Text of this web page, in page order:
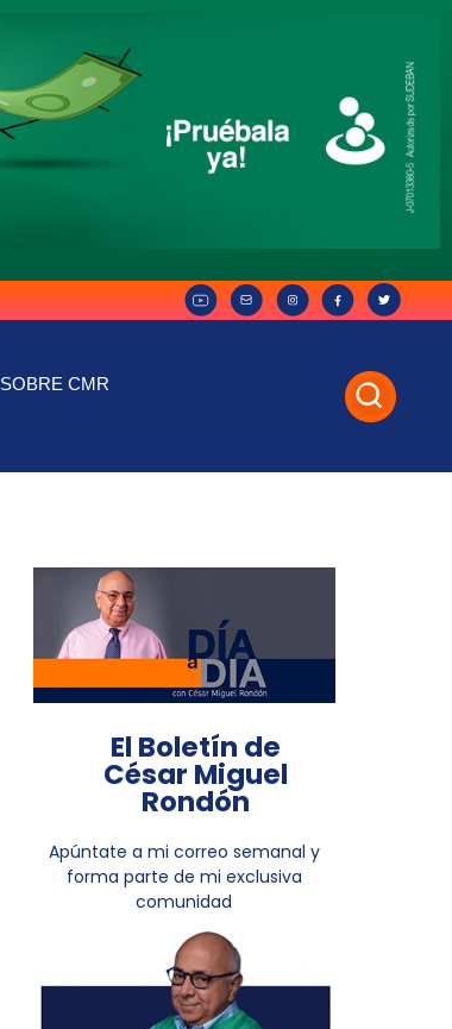
SOBRE CMR
El Boletín de
César Miguel
Rondón
Apúntate a mi correo semanal y
forma parte de mi exclusiva
comunidad